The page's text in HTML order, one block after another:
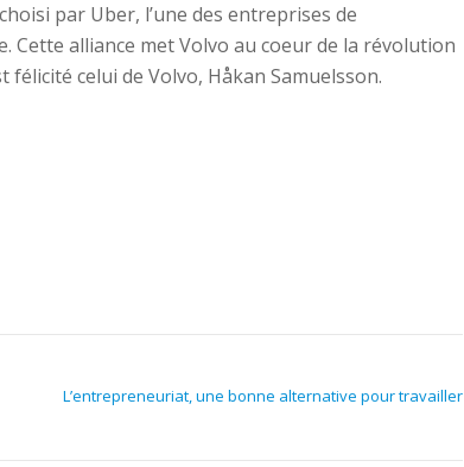
par Uber, l’une des entreprises de
Cette alliance met Volvo au coeur de la révolution
félicité celui de Volvo, Håkan Samuelsson.
L’entrepreneuriat, une bonne alternative pour travailler